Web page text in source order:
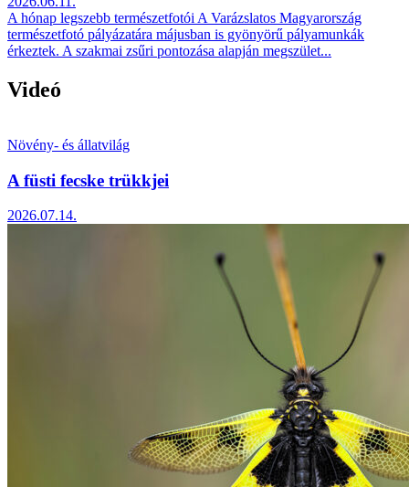
A hónap legszebb természetfotói A Varázslatos Magyarország
természetfotó pályázatára májusban is gyönyörű pályamunkák
érkeztek. A szakmai zsűri pontozása alapján megszület...
Videó
Növény- és állatvilág
A füsti fecske trükkjei
2026.07.14.